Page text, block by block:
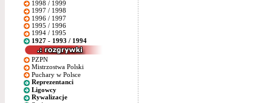
1998 / 1999
1997 / 1998
1996 / 1997
1995 / 1996
1994 / 1995
1927 - 1993 / 1994
PZPN
Mistrzostwa Polski
Puchary w Polsce
Reprezentanci
Ligowcy
Rywalizacje